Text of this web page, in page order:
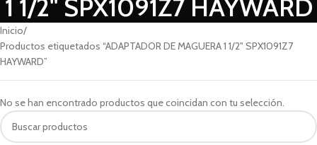
1 1/2" SPX1091Z7 HAYWARD
Inicio
Productos etiquetados “ADAPTADOR DE MAGUERA 1 1/2" SPX1091Z7
HAYWARD”
No se han encontrado productos que coincidan con tu selección.